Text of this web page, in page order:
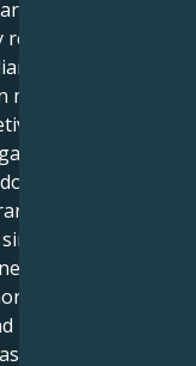
es Cáncer.
en la
Pero tu
de
prácticos y
al corazón de
a la inmersión
en el paisaje
también
tan fiable,
poder
para seguir tus
sucedan con